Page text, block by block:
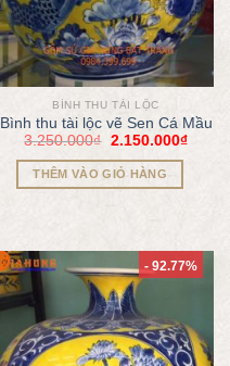
BÌNH THU TÀI LỘC
Bình thu tài lộc vẽ Sen Cá Mầu
3.250.000₫ 2.150.000₫
THÊM VÀO GIỎ HÀNG
- 92.77%